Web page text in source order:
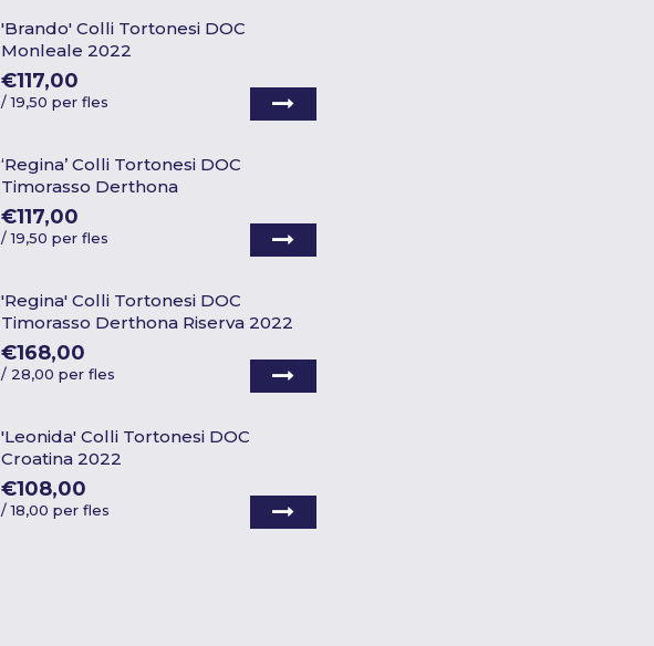
'Brando' Colli Tortonesi DOC
Monleale 2022
€117,00
/19,50 per fles
‘Regina’ Colli Tortonesi DOC
Timorasso Derthona
€117,00
/19,50 per fles
'Regina' Colli Tortonesi DOC
Timorasso Derthona Riserva 2022
€168,00
/ 28,00 per fles
'Leonida' Colli Tortonesi DOC
Croatina 2022
€108,00
/18,00 per fles